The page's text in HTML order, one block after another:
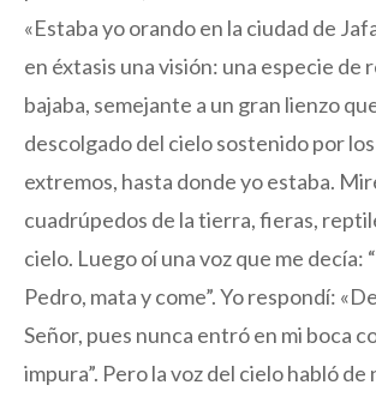
«Estaba yo orando en la ciudad de
en éxtasis una visión: una especie de
bajaba, semejante a un gran lienzo
descolgado del cielo sostenido por
extremos, hasta donde yo estaba.
cuadrúpedos de la tierra, fieras,
cielo. Luego oí una voz que me decía:
Pedro, mata y come”. Yo respondí:
Señor, pues nunca entró en mi boca
impura”. Pero la voz del cielo habló de